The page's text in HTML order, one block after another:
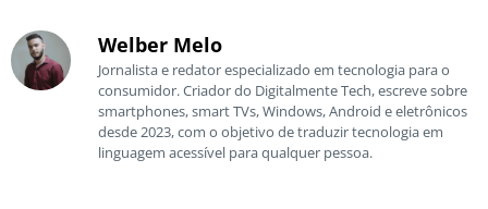
Welber Melo
Jornalista e redator especializado em tecnologia para o
consumidor. Criador do Digitalmente Tech, escreve sobre
smartphones, smart TVs, Windows, Android e eletrônicos
desde 2023, com o objetivo de traduzir tecnologia em
linguagem acessível para qualquer pessoa.